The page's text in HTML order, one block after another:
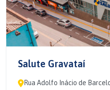
Salute Gravataí
Rua Adolfo Inácio de